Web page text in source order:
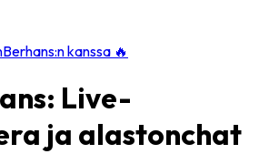
kanssa 🔥
Live-
ja alastonchat